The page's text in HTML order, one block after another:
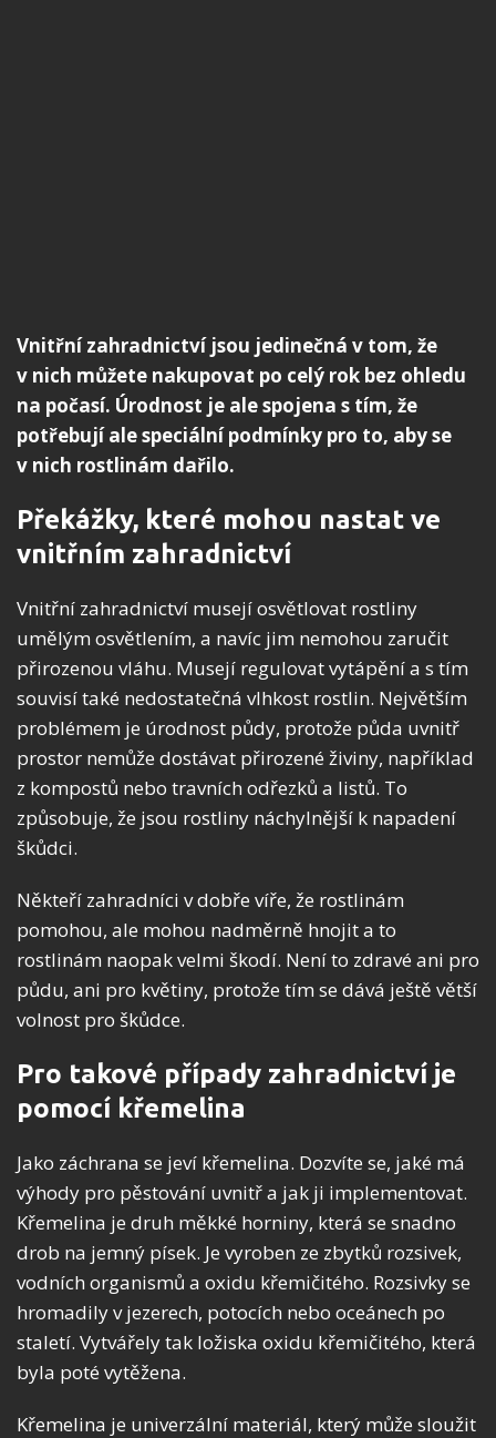
Vnitřní zahradnictví jsou jedinečná v tom, že
v nich můžete nakupovat po celý rok bez ohledu
na počasí. Úrodnost je ale spojena s tím, že
potřebují ale speciální podmínky pro to, aby se
v nich rostlinám dařilo.
Překážky, které mohou nastat ve
vnitřním zahradnictví
Vnitřní zahradnictví musejí osvětlovat rostliny
umělým osvětlením, a navíc jim nemohou zaručit
přirozenou vláhu. Musejí regulovat vytápění a s tím
souvisí také nedostatečná vlhkost rostlin. Největším
problémem je úrodnost půdy, protože půda uvnitř
prostor nemůže dostávat přirozené živiny, například
z kompostů nebo travních odřezků a listů. To
způsobuje, že jsou rostliny náchylnější k napadení
škůdci.
Někteří zahradníci v dobře víře, že rostlinám
pomohou, ale mohou nadměrně hnojit a to
rostlinám naopak velmi škodí. Není to zdravé ani pro
půdu, ani pro květiny, protože tím se dává ještě větší
volnost pro škůdce.
Pro takové případy zahradnictví je
pomocí křemelina
Jako záchrana se jeví křemelina. Dozvíte se, jaké má
výhody pro pěstování uvnitř a jak ji implementovat.
Křemelina je druh měkké horniny, která se snadno
drob na jemný písek. Je vyroben ze zbytků rozsivek,
vodních organismů a oxidu křemičitého. Rozsivky se
hromadily v jezerech, potocích nebo oceánech po
staletí. Vytvářely tak ložiska oxidu křemičitého, která
byla poté vytěžena.
Křemelina je univerzální materiál, který může sloužit